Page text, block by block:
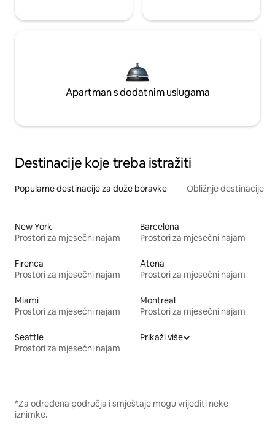
Apartman s dodatnim uslugama
Destinacije koje treba istražiti
Popularne destinacije za duže boravke Obližnje destinacije
New York
Prostori za mjesečni najam
Barcelona
Prostori za mjesečni najam
Firenca
Prostori za mjesečni najam
Atena
Prostori za mjesečni najam
Miami
Prostori za mjesečni najam
Montreal
Prostori za mjesečni najam
Seattle
Prostori za mjesečni najam
Prikaži više
*Za određena područja i smještaje mogu vrijediti neke
iznimke.